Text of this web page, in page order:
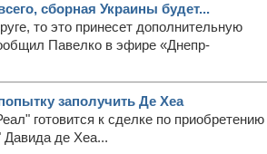
сборная Украины будет...
то это принесет дополнительную
Павелко в эфире «Днепр-
заполучить Де Хеа
готовится к сделке по приобретению
Давида де Хеа...